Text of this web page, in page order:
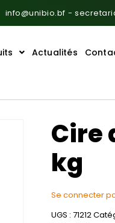
info@unibio.bf -
Actualités
Cire
kg
Se connecter
UGS : 71212